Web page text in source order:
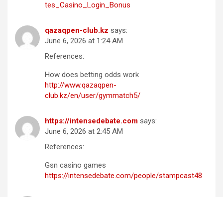
tes_Casino_Login_Bonus
qazaqpen-club.kz says:
June 6, 2026 at 1:24 AM
References:
How does betting odds work
http://www.qazaqpen-
club.kz/en/user/gymmatch5/
https://intensedebate.com says:
June 6, 2026 at 2:45 AM
References:
Gsn casino games
https://intensedebate.com/people/stampcast48